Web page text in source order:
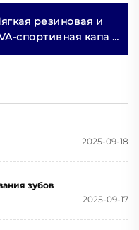
резиновая и
спортивная капа с
2025-09-18
зубов
2025-09-17